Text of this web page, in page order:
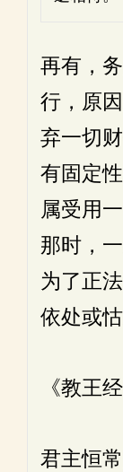
再有，
行，原
弃一切
有固定
属受用
那时，
为了正
依处或
《教王
君主恒